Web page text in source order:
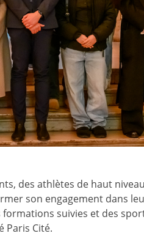
des athlètes de haut
son engagement dans
suivies et des
Paris Cité.